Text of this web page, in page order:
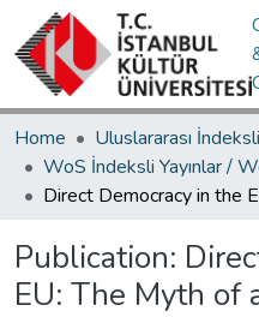
Home
Publication:
EU: The Myth of